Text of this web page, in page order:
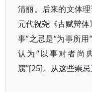
清丽。后来的文体
元代祝尧《古赋辩
事”之忌是“为事所
认为“以事对者尚
腐”[25]。从这些崇